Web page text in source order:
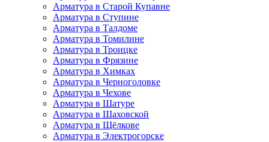
Арматура в Старой Купавне
Арматура в Ступине
Арматура в Талдоме
Арматура в Томилине
Арматура в Троицке
Арматура в Фрязине
Арматура в Химках
Арматура в Черноголовке
Арматура в Чехове
Арматура в Шатуре
Арматура в Шаховской
Арматура в Щёлкове
Арматура в Электрогорске